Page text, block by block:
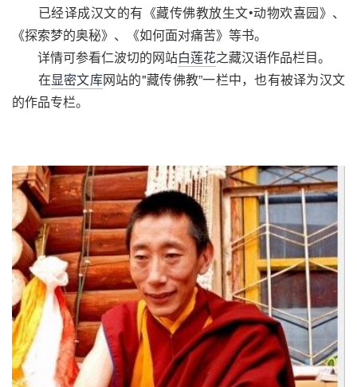
已经译成汉文的有《藏传佛教放生文•动物欢喜园》、
《探索梦的奥秘》、《如何面对痛苦》等书。
详情可参看仁波切的网站白莲花之藏汉语作品栏目。
在显密文库网站的"藏传佛教”一栏中，也有被译为汉文
的作品专栏。